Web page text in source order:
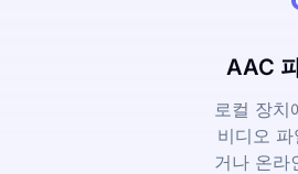
AAC
로컬 장치
비디오
거나 온라